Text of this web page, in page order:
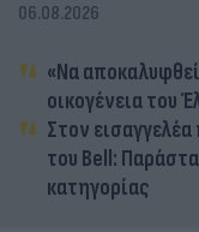
06.08.2026
«Να
οικογένεια του
Στον
του Bell:
κατηγορίας